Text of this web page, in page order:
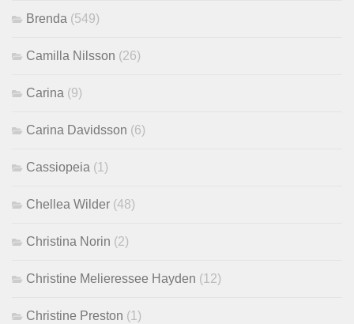
Brenda (549)
Camilla Nilsson (26)
Carina (9)
Carina Davidsson (6)
Cassiopeia (1)
Chellea Wilder (48)
Christina Norin (2)
Christine Melieressee Hayden (12)
Christine Preston (1)